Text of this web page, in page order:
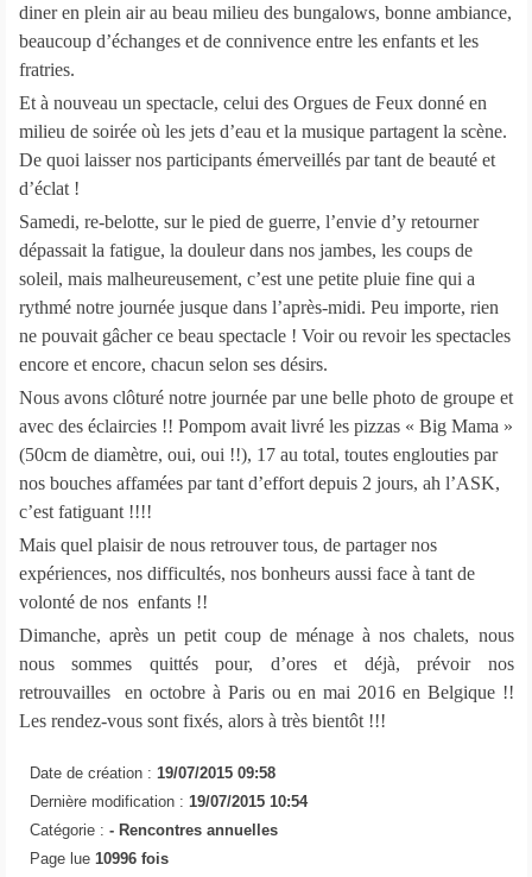
diner en plein air au beau milieu des bungalows, bonne ambiance,
beaucoup d’échanges et de connivence entre les enfants et les
fratries.
Et à nouveau un spectacle, celui des Orgues de Feux donné en
milieu de soirée où les jets d’eau et la musique partagent la scène.
De quoi laisser nos participants émerveillés par tant de beauté et
d’éclat !
Samedi, re-belotte, sur le pied de guerre, l’envie d’y retourner
dépassait la fatigue, la douleur dans nos jambes, les coups de
soleil, mais malheureusement, c’est une petite pluie fine qui a
rythmé notre journée jusque dans l’après-midi. Peu importe, rien
ne pouvait gâcher ce beau spectacle ! Voir ou revoir les spectacles
encore et encore, chacun selon ses désirs.
Nous avons clôturé notre journée par une belle photo de groupe et
avec des éclaircies !! Pompom avait livré les pizzas « Big Mama »
(50cm de diamètre, oui, oui !!), 17 au total, toutes englouties par
nos bouches affamées par tant d’effort depuis 2 jours, ah l’ASK,
c’est fatiguant !!!!
Mais quel plaisir de nous retrouver tous, de partager nos
expériences, nos difficultés, nos bonheurs aussi face à tant de
volonté de nos enfants !!
Dimanche, après un petit coup de ménage à nos chalets, nous
nous sommes quittés pour, d’ores et déjà, prévoir nos
retrouvailles en octobre à Paris ou en mai 2016 en Belgique !!
Les rendez-vous sont fixés, alors à très bientôt !!!
Date de création : 19/07/2015 09:58
Dernière modification : 19/07/2015 10:54
Catégorie : - Rencontres annuelles
Page lue 10996 fois